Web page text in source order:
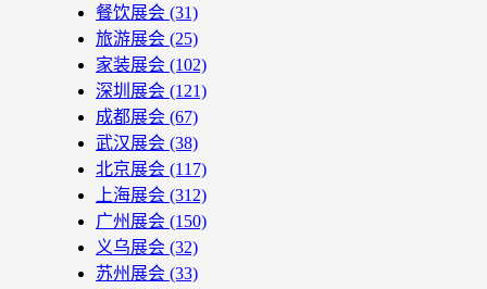
餐饮展会 (31)
旅游展会 (25)
家装展会 (102)
深圳展会 (121)
成都展会 (67)
武汉展会 (38)
北京展会 (117)
上海展会 (312)
广州展会 (150)
义乌展会 (32)
苏州展会 (33)